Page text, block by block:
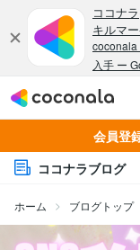
会員登
ココナラブログ
ホーム ブログトップ